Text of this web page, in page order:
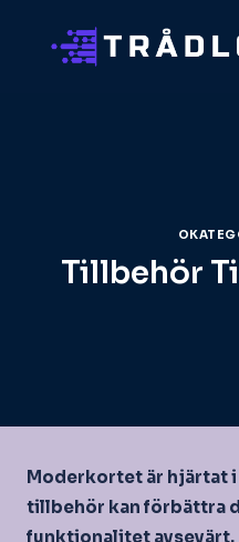
Tillbehör
Moderkortet är hjärtat
tillbehör kan förbättra
funktionalitet avsevärt.